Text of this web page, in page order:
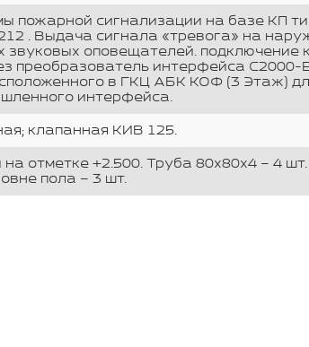
пожарной сигнализации на базе КП
. Выдача сигнала «тревога» на
звуковых оповещателей.
преобразователь интерфейса
в ГКЦ АБК КОФ (3 Этаж)
интерфейса.
клапанная КИВ 125.
отметке +2.500. Труба 80х80х4 – 4
пола – 3 шт.